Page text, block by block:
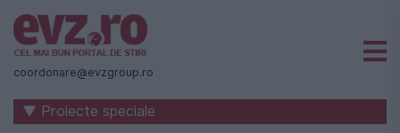
Știri
naționale
internaționale
coordonare@evzgroup.ro
▼ Proiecte speciale